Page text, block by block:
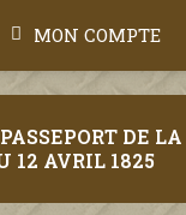
MON COMPTE
DE
12 AVRIL 1825